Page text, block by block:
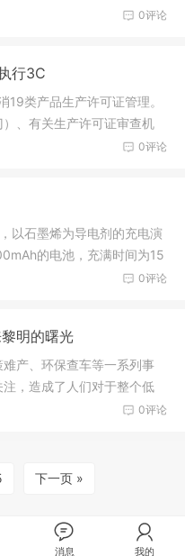
0评论
行3C
19类产品生产许可证管理。
、有关生产许可证审查机
0评论
以石墨烯为导电剂的充电演
的电池，充满时间为15
0评论
明的曙光
产、环保查车等一系列事
，造成了人们对于整个低
0评论
下一页 »
消息 我的